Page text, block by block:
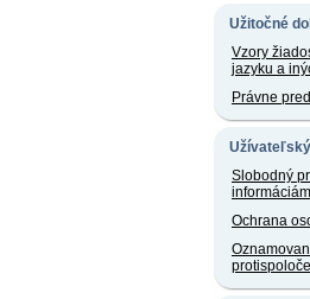
Užitočné
Vzory
jazyku a
Právne
Slobodný
informáciám
Ochrana